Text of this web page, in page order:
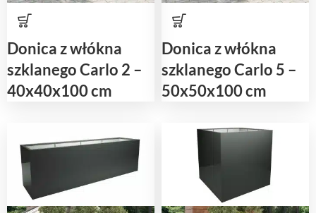
Donica z włókna
szklanego Carlo 2 –
40x40x100 cm
Donica z włókna
szklanego Carlo 5 –
50x50x100 cm